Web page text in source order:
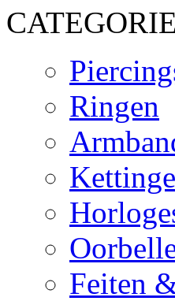
Ringen
Feiten